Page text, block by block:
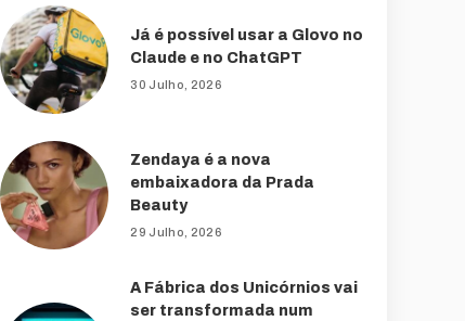
Já é possível usar a Glovo no
Claude e no ChatGPT
30 Julho, 2026
Zendaya é a nova
embaixadora da Prada
Beauty
29 Julho, 2026
A Fábrica dos Unicórnios vai
ser transformada num